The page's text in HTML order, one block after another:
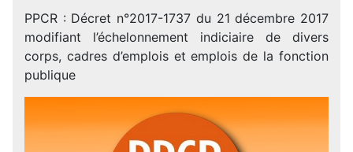
PPCR : Décret n°2017-1737 du 21 décembre 2017
modifiant l’échelonnement indiciaire de divers
corps, cadres d’emplois et emplois de la fonction
publique